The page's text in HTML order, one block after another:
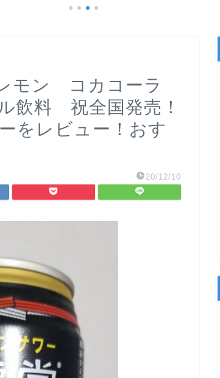
モン コカコーラ
飲料 祝全国発売！
をレビュー！おす
20/12/10